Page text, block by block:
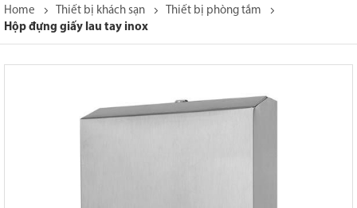
Home Thiết bị khách sạn
Thiết bị phòng tắm
Hộp đựng giấy lau tay inox